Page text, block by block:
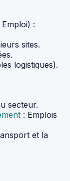
:
sites.
logistiques).
secteur.
: Emplois
et la